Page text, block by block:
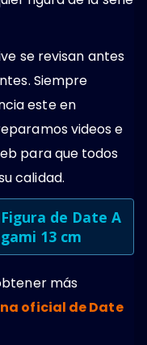
se revisan antes
Siempre
este en
videos e
para que todos
calidad.
de Date A
13 cm
más
oficial de Date